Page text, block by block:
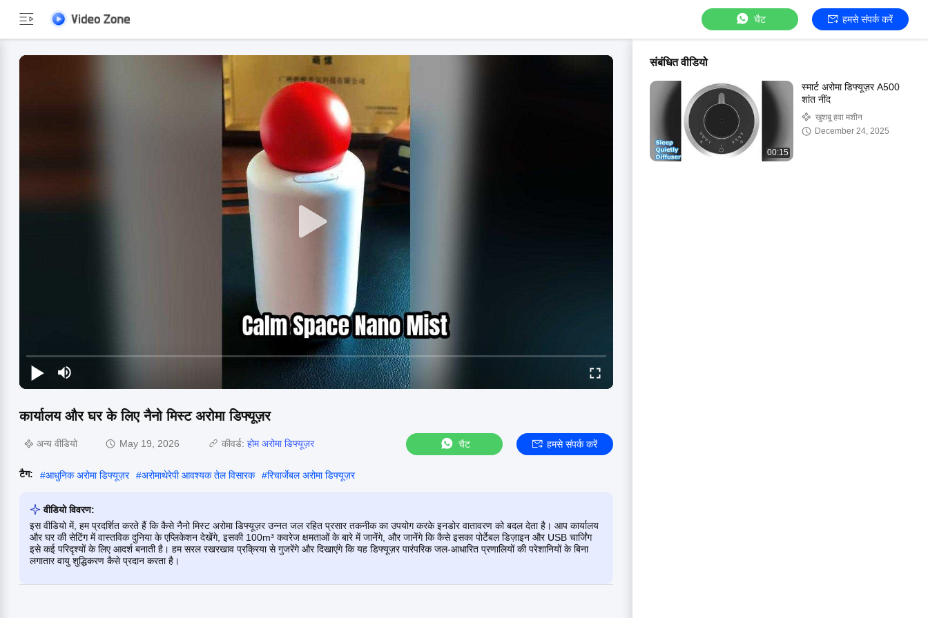
चैट हमसे संपर्क करें
कार्यालय और घर के लिए नैनो मिस्ट अरोमा डिफ्यूज़र
अन्य वीडियो May 19, 2026 कीवर्ड: होम अरोमा डिफ्यूज़र चैट हमसे संपर्क करें
टैग: #आधुनिक अरोमा डिफ्यूज़र #अरोमाथेरेपी आवश्यक तेल विसारक #रिचार्जेबल अरोमा डिफ्यूज़र
वीडियो विवरण:
इस वीडियो में, हम प्रदर्शित करते हैं कि कैसे नैनो मिस्ट अरोमा डिफ्यूज़र उन्नत जल रहित प्रसार तकनीक का उपयोग करके इनडोर वातावरण को बदल देता है। आप कार्यालय
और घर की सेटिंग में वास्तविक दुनिया के एप्लिकेशन देखेंगे, इसकी 100m³ कवरेज क्षमताओं के बारे में जानेंगे, और जानेंगे कि कैसे इसका पोर्टेबल डिज़ाइन और USB चार्जिंग
इसे कई परिदृश्यों के लिए आदर्श बनाती है। हम सरल रखरखाव प्रक्रिया से गुजरेंगे और दिखाएंगे कि यह डिफ्यूज़र पारंपरिक जल-आधारित प्रणालियों की परेशानियों के बिना
लगातार वायु शुद्धिकरण कैसे प्रदान करता है।
संबंधित वीडियो
00:15
स्मार्ट अरोमा डिफ्यूज़र A500
शांत नींद
खुशबू हवा मशीन
December 24, 2025